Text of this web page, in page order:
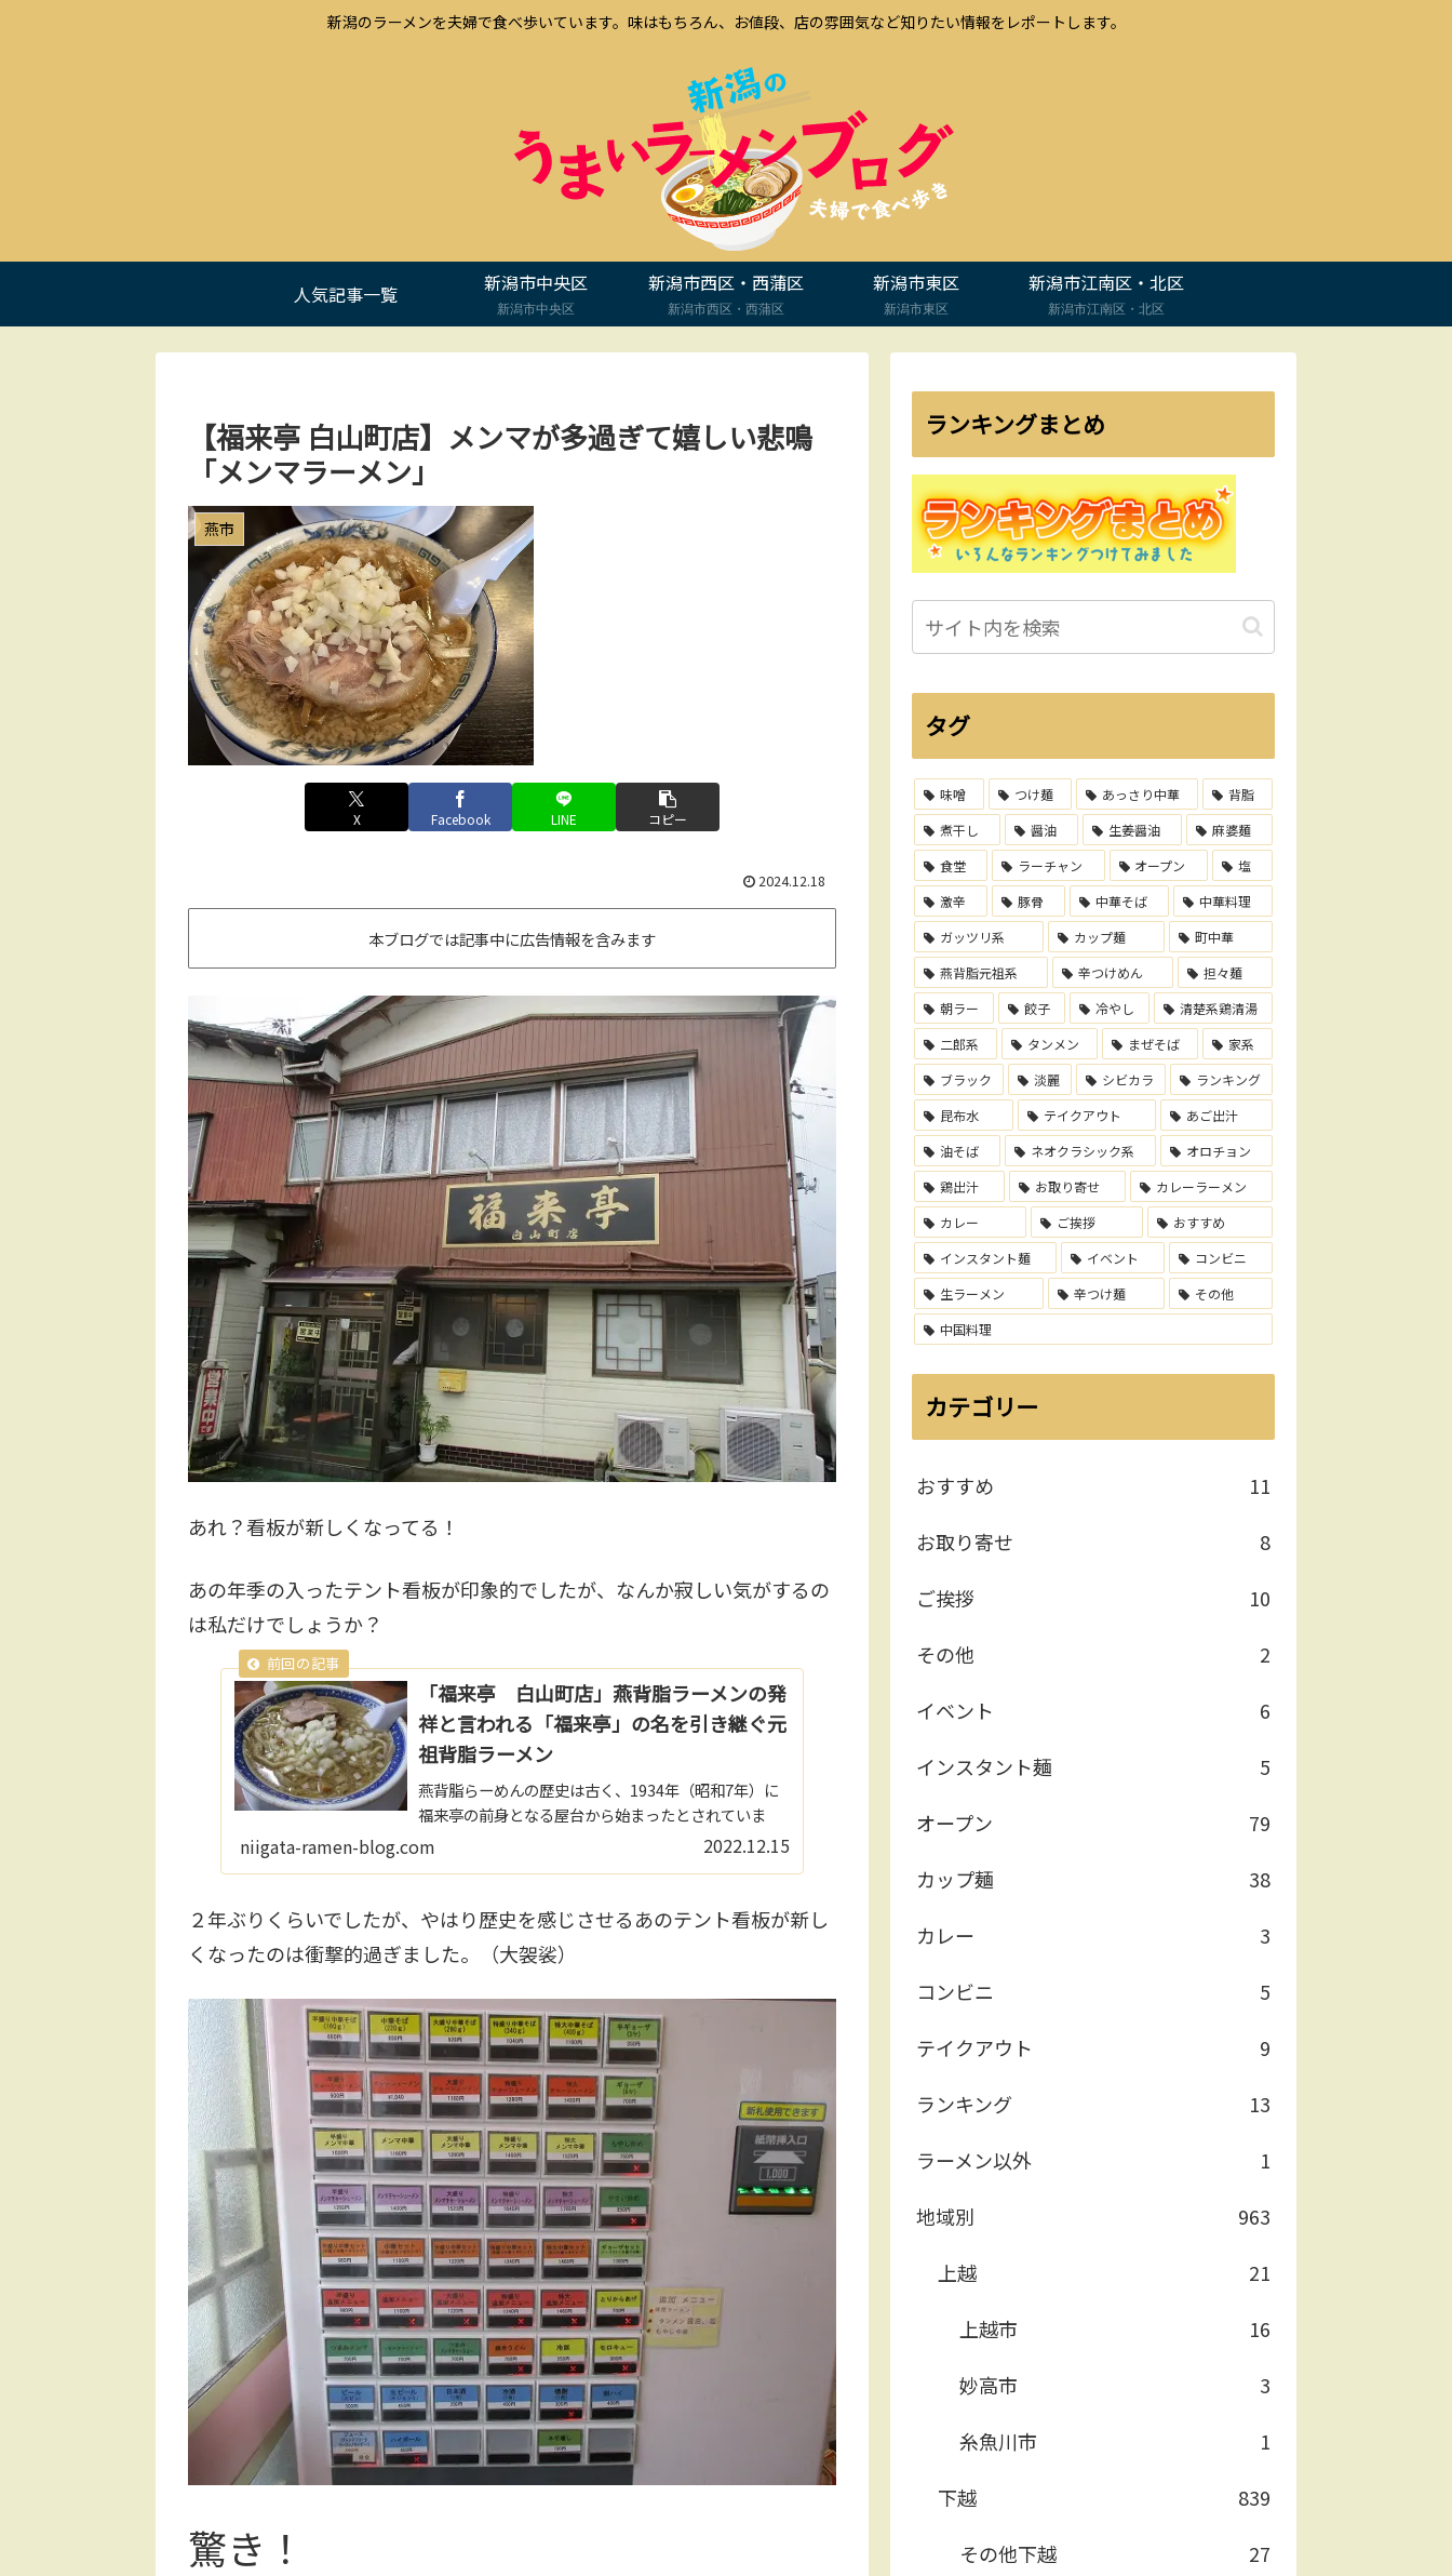
新潟のラーメンを夫婦で食べ歩いています。味はもちろん、お値段、店の雰囲気など知りたい情報をレポートします。
人気記事一覧 新潟市中央区
新潟市中央区
新潟市西区・西蒲区
新潟市西区・西蒲区
新潟市東区
新潟市東区
新潟市江南区・北区
新潟市江南区・北区
【福来亭 白山町店】メンマが多過ぎて嬉しい悲鳴
「メンマラーメン」
燕市
X Facebook LINE コピー
2024.12.18
本ブログでは記事中に広告情報を含みます
あれ？看板が新しくなってる！
あの年季の入ったテント看板が印象的でしたが、なんか寂しい気がするの
は私だけでしょうか？
「福来亭 白山町店」燕背脂ラーメンの発
祥と言われる「福来亭」の名を引き継ぐ元
祖背脂ラーメン
燕背脂らーめんの歴史は古く、1934年（昭和7年）に
福来亭の前身となる屋台から始まったとされていま
す。創業者の徐昌星氏はその後店を構えたのが「福来
niigata-ramen-blog.com 2022.12.15
２年ぶりくらいでしたが、やはり歴史を感じさせるあのテント看板が新し
くなったのは衝撃的過ぎました。（大袈裟）
驚き！
ランキングまとめ
タグ
味噌 つけ麺 あっさり中華
背脂
煮干し
醤油 生姜醤油
麻婆麺
食堂
ラーチャン オープン
塩
激辛
豚骨 中華そば
中華料理
ガッツリ系
カップ麺
町中華
燕背脂元祖系
辛つけめん
担々麺
朝ラー
餃子 冷やし
清楚系鶏清湯
二郎系
タンメン まぜそば
家系
ブラック
淡麗 シビカラ
ランキング
昆布水
テイクアウト
あご出汁
油そば
ネオクラシック系
オロチョン
鶏出汁
お取り寄せ
カレーラーメン
カレー
ご挨拶
おすすめ
インスタント麺
イベント
コンビニ
生ラーメン
辛つけ麺
その他
中国料理
カテゴリー
おすすめ
11
お取り寄せ
8
ご挨拶
10
その他
2
イベント
6
インスタント麺
5
オープン
79
カップ麺
38
カレー
3
コンビニ
5
テイクアウト
9
ランキング
13
ラーメン以外
1
地域別
963
上越
21
上越市
16
妙高市
3
糸魚川市
1
下越
839
その他下越
27